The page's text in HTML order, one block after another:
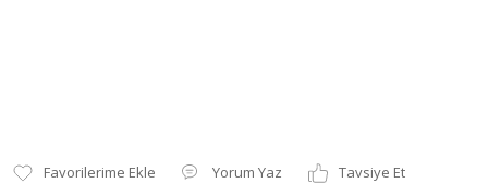
Yorum Yaz
Tavsiye Et